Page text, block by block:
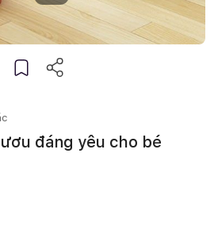
đáng yêu cho bé